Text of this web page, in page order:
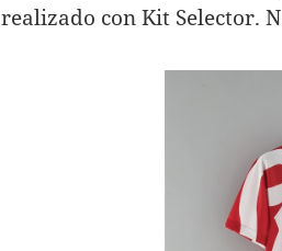
realizado con Kit Selector.